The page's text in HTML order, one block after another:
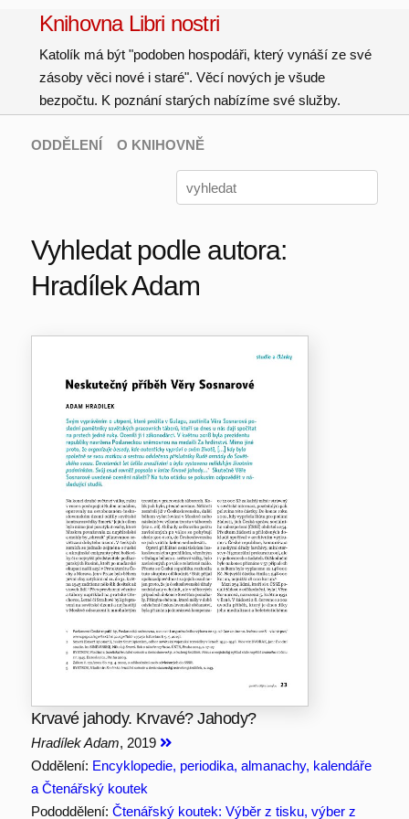
Knihovna Libri nostri
Katolík má být "podoben hospodáři, který vynáší ze své
zásoby věci nové i staré". Věcí nových je všude
bezpočtu. K poznání starých nabízíme své služby.
ODDĚLENÍ O KNIHOVNĚ
Vyhledat podle autora:
Hradílek Adam
Krvavé jahody. Krvavé? Jahody?
Hradílek Adam, 2019
Oddělení: Encyklopedie, periodika, almanachy, kalendáře
a Čtenářský koutek
Pododdělení: Čtenářský koutek: Výběr z tisku, výber z